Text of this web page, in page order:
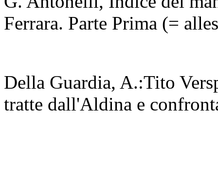
Ferrara. Parte Prima (=
Della Guardia, A.:Tito
tratte dall'Aldina e